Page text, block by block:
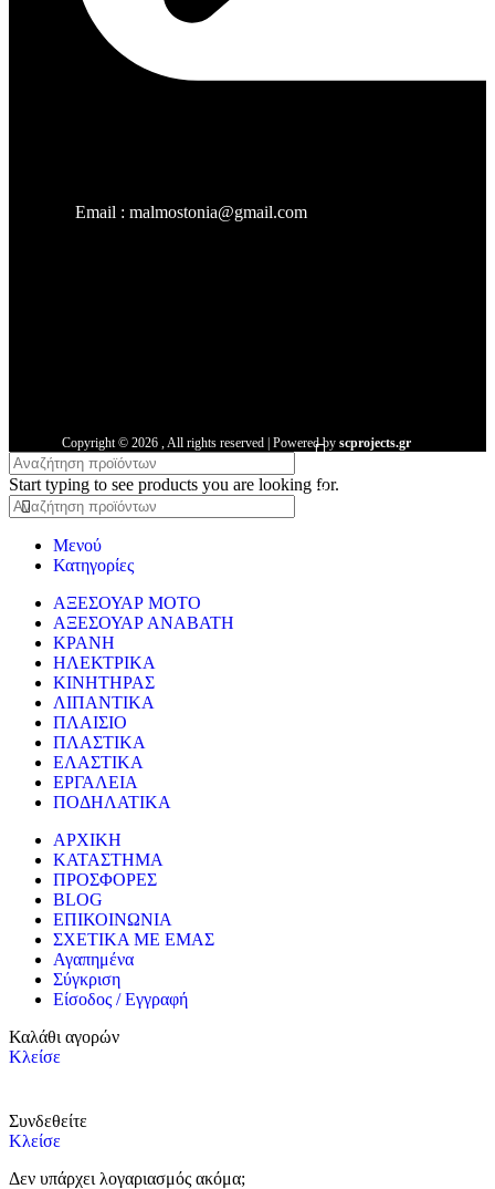
Email : malmostonia@gmail.com
Copyright © 2026 , All rights reserved | Powered by scprojects.gr
Start typing to see products you are looking for.
Μενού
Κατηγορίες
ΑΞΕΣΟΥΑΡ ΜΟΤΟ
ΑΞΕΣΟΥΑΡ ΑΝΑΒΑΤΗ
ΚΡΑΝΗ
ΗΛΕΚΤΡΙΚΑ
ΚΙΝΗΤΗΡΑΣ
ΛΙΠΑΝΤΙΚΑ
ΠΛΑΙΣΙΟ
ΠΛΑΣΤΙΚΑ
ΕΛΑΣΤΙΚΑ
ΕΡΓΑΛΕΙΑ
ΠΟΔΗΛΑΤΙΚΑ
ΑΡΧΙΚΗ
ΚΑΤΑΣΤΗΜΑ
ΠΡΟΣΦΟΡΕΣ
BLOG
ΕΠΙΚΟΙΝΩΝΙΑ
ΣΧΕΤΙΚΑ ΜΕ ΕΜΑΣ
Αγαπημένα
Σύγκριση
Είσοδος / Εγγραφή
Καλάθι αγορών
Κλείσε
Συνδεθείτε
Κλείσε
Δεν υπάρχει λογαριασμός ακόμα;